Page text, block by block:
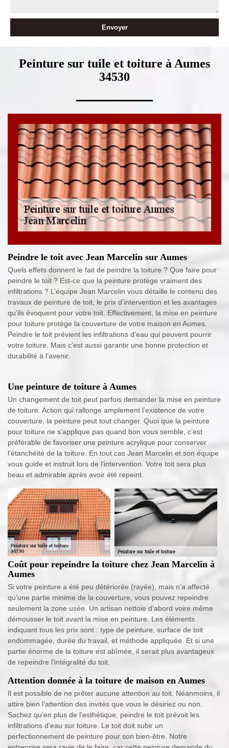
Peinture sur tuile et toiture à Aumes
34530
Peindre le toit avec Jean Marcelin sur Aumes
Quels effets donnent le fait de peindre la toiture ? Que faire pour
peindre le toit ? Est-ce que la peinture protège vraiment des
infiltrations ? L’équipe Jean Marcelin vous détaille le contenu des
travaux de peinture de toit, le prix d’intervention et les avantages
qu’ils évoquent pour votre toit. Effectivement, la mise en peinture
pour toiture protège la couverture de votre maison en Aumes.
Peindre le toit prévient les infiltrations d’eau qui peuvent pourrir
votre toiture. Mais c’est aussi garantir une bonne protection et
durabilité à l’avenir.
Une peinture de toiture à Aumes
Un changement de toit peut parfois demander la mise en peinture
de toiture. Action qui rallonge amplement l’existence de votre
couverture, la peinture peut tout changer. Quoi que la peinture
pour toiture ne s’applique pas quand bon vous semble, c’est
préférable de favoriser une peinture acrylique pour conserver
l’étanchéité de la toiture. En tout cas Jean Marcelin et son équipe
vous guide et instruit lors de l’intervention. Votre toit sera plus
beau et admirable après avoir été repeint.
Coût pour repeindre la toiture chez Jean Marcelin à
Aumes
Si votre peinture a été peu détériorée (rayée), mais n’a affecté
qu’une partie minime de la couverture, vous pouvez repeindre
seulement la zone usée. Un artisan nettoie d’abord voire même
démousser le toit avant la mise en peinture. Les éléments
indiquant tous les prix sont : type de peinture, surface de toit
endommagée, durée du travail, et méthode appliquée. Et si une
partie énorme de la toiture est abîmée, il serait plus avantageux
de repeindre l’intégralité du toit.
Attention donnée à la toiture de maison en Aumes
Il est possible de ne prêter aucune attention au toit. Néanmoins, il
attire bien l’attention des invités que vous le désiriez ou non.
Sachez qu’en plus de l’esthétique, peindre le toit prévoit les
infiltrations d’eau sur toiture. Le toit doit subir un
perfectionnement de peinture pour son bien-être. Notre